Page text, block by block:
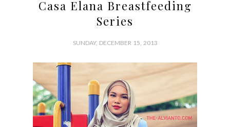
Casa Elana Breastfeeding
Series
SUNDAY, DECEMBER 15, 2013